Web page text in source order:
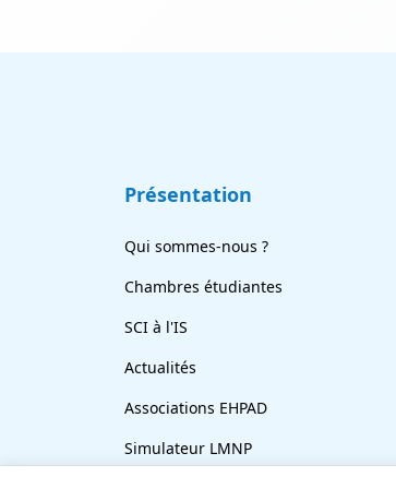
Présentation
Qui sommes-nous ?
Chambres étudiantes
SCI à l'IS
Actualités
Associations EHPAD
Simulateur LMNP